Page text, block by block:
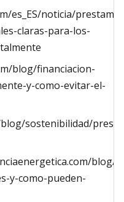
es_ES/noticia/
claras-para-los-
blog/financiacion-
y-como-evitar-el-
sostenibilidad/
blog/
y-como-pueden-